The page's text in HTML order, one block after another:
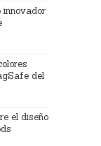
del
el diseño